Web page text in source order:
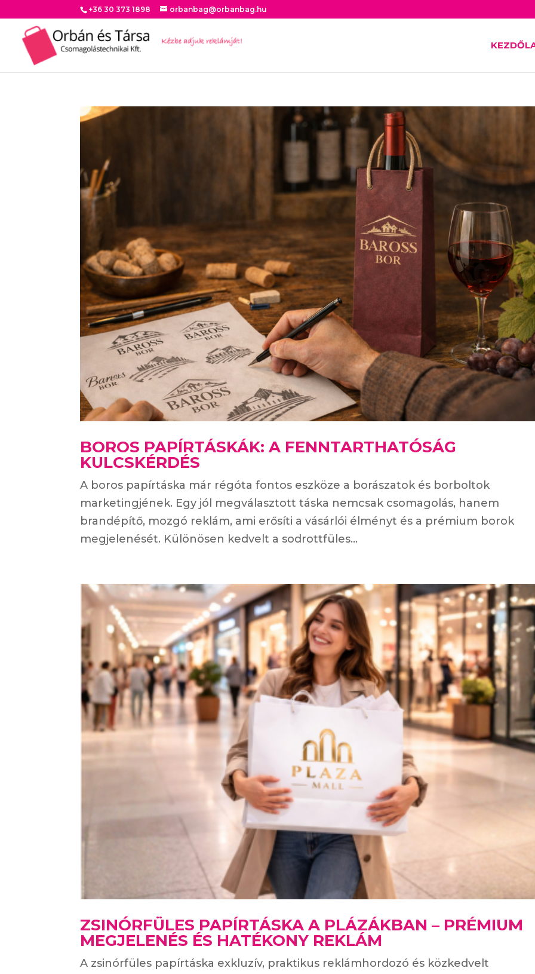
+36 30 373 1898 orbanbag@orbanbag.hu
BOROS PAPÍRTÁSKÁK: A FENNTARTHATÓSÁG
KULCSKÉRDÉS
A boros papírtáska már régóta fontos eszköze a borászatok és borboltok
marketingjének. Egy jól megválasztott táska nemcsak csomagolás, hanem
brandépítő, mozgó reklám, ami erősíti a vásárlói élményt és a prémium borok
megjelenését. Különösen kedvelt a sodrottfüles...
ZSINÓRFÜLES PAPÍRTÁSKA A PLÁZÁKBAN – PRÉMIUM
MEGJELENÉS ÉS HATÉKONY REKLÁM
A zsinórfüles papírtáska exkluzív, praktikus reklámhordozó és közkedvelt